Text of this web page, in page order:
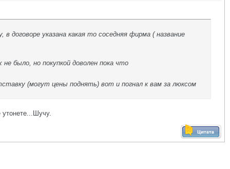
указана какая то соседняя фирма ( название
было, но покупкой доволен пока что
(могут цены поднять) вот и погнал к вам за люксом